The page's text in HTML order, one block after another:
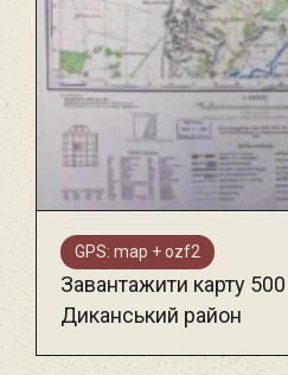
GPS: map + ozf2
Завантажити карту
Диканський район